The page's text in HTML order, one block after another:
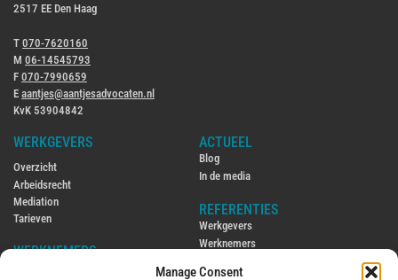
Manage Consent
2517 EE Den Haag
T 070-7620160
M 06-14545793
F 070-7990659
E aantjes@aantjesadvocaten.nl
KvK 53904842
WERKGEVERS
Overzicht
Arbeidsrecht
Mediation
Tarieven
WERKNEMERS
ACTUEEL
Blog
In de media
REFERENTIES
Werkgevers
Werknemers